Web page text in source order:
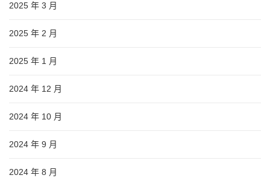
2025 年 3 月
2025 年 2 月
2025 年 1 月
2024 年 12 月
2024 年 10 月
2024 年 9 月
2024 年 8 月